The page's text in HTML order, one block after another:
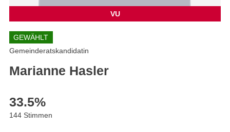
VU
GEWÄHLT
Gemeinderatskandidatin
Marianne Hasler
33.5%
144 Stimmen